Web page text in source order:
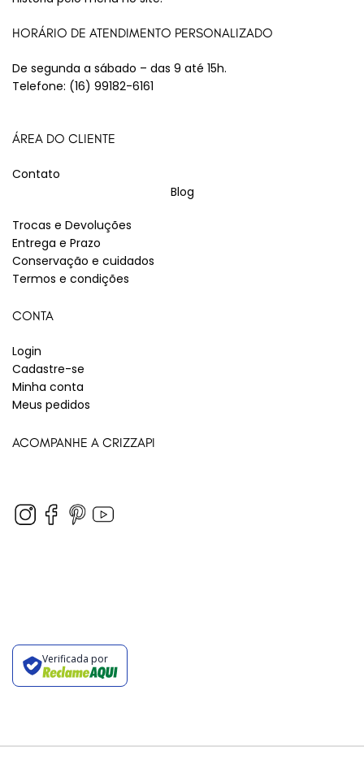
HORÁRIO DE ATENDIMENTO PERSONALIZADO
De segunda a sábado – das 9 até 15h.
Telefone: (16) 99182-6161
ÁREA DO CLIENTE
Contato
Blog
Trocas e Devoluções
Entrega e Prazo
Conservação e cuidados
Termos e condições
CONTA
Login
Cadastre-se
Minha conta
Meus pedidos
ACOMPANHE A CRIZZAPI
Verificada por